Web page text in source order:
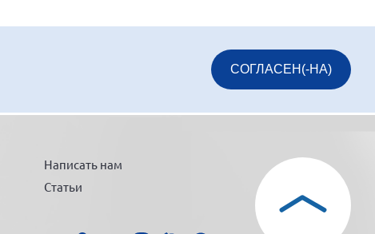
СОГЛАСЕН(-НА)
Написать нам
Статьи